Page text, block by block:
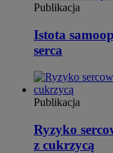
Publikacja
Istota
serca
Publikacja
Ryzyko
z cukrzycą